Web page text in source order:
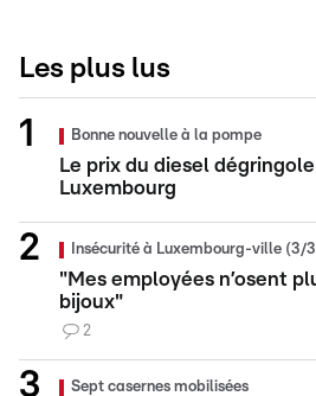
Les plus lus
Bonne nouvelle à la pompe
Le prix du diesel
Luxembourg
Insécurité à Luxembourg-ville (3/
"Mes employées n’osent
bijoux"
2
Sept casernes mobilisées